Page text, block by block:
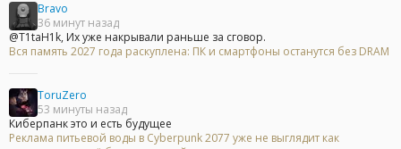
Bravo
36 минут назад
@T1taH1k, Их уже накрывали раньше за сговор.
Вся память 2027 года раскуплена: ПК и смартфоны останутся без DRAM
ToruZero
53 минуты назад
Киберпанк это и есть будущее
Реклама питьевой воды в Cyberpunk 2077 уже не выглядит как